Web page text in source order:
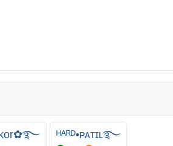
ᴴᴬᴿᴰ•ᴘᴀᴛɪʟ࿐